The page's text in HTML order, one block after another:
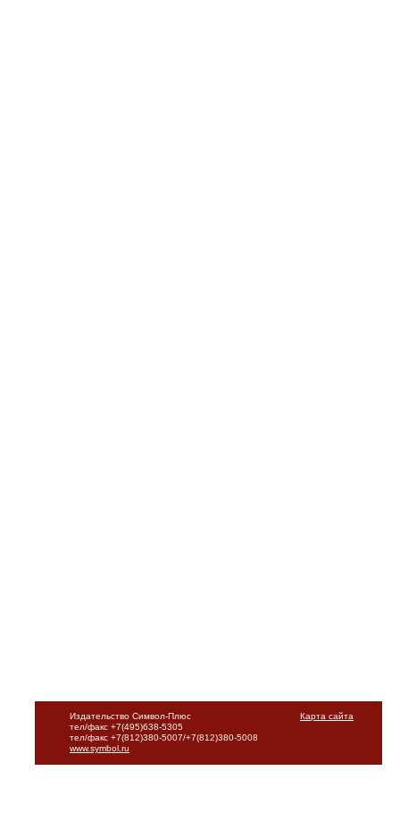
Карта сайта
Издательство Символ-Плюс
тел/факс +7(495)638-5305
тел/факс +7(812)380-5007/+7(812)380-5008
www.symbol.ru